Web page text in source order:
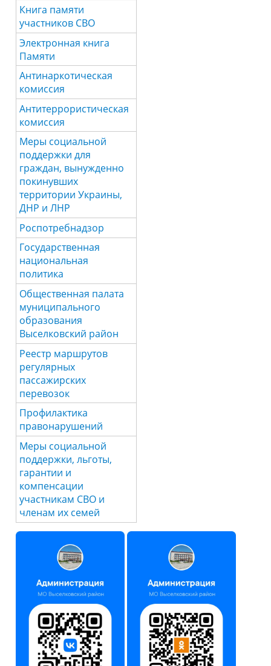
Книга памяти
участников СВО
Электронная книга
Памяти
Антинаркотическая
комиссия
Антитеррористическая
комиссия
Меры социальной
поддержки для
граждан, вынужденно
покинувших
территории Украины,
ДНР и ЛНР
Роспотребнадзор
Государственная
национальная
политика
Общественная палата
муниципального
образования
Выселковский район
Реестр маршрутов
регулярных
пассажирских
перевозок
Профилактика
правонарушений
Меры социальной
поддержки, льготы,
гарантии и
компенсации
участникам СВО и
членам их семей